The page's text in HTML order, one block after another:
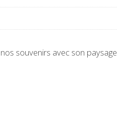
souvenirs avec son paysage